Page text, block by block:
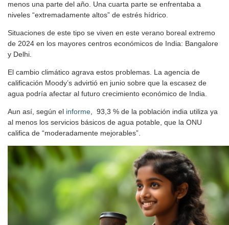
menos una parte del año. Una cuarta parte se enfrentaba a
niveles “extremadamente altos” de estrés hídrico.
Situaciones de este tipo se viven en este verano boreal extremo
de 2024 en los mayores centros económicos de India: Bangalore
y Delhi.
El cambio climático agrava estos problemas. La agencia de
calificación Moody’s advirtió en junio sobre que la escasez de
agua podría afectar al futuro crecimiento económico de India.
Aun así, según el informe , 93,3 % de la población india utiliza ya
al menos los servicios básicos de agua potable, que la ONU
califica de “moderadamente mejorables”.